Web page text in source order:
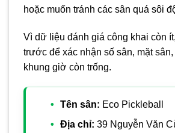
hoặc muốn tránh các sân quá sôi
Vì dữ liệu đánh giá công khai còn
trước để xác nhận số sân, mặt
khung giờ còn trống.
Tên sân: Eco Pickleball
Địa chỉ: 39 Nguyễn Văn